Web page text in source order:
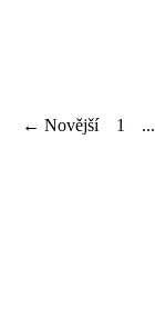
← Novější 1 ...